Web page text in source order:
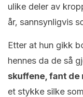
ulike deler av
år, sannsynligvis
Etter at hun gikk
hennes da de så
skuffene, fant de
et stykke silke